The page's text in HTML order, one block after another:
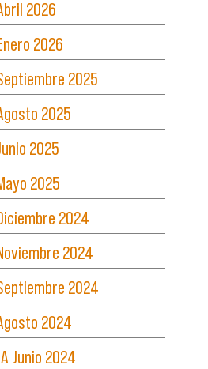
2026
2026
2025
2025
2025
2025
2024
2024
2024
2024
Junio 2024